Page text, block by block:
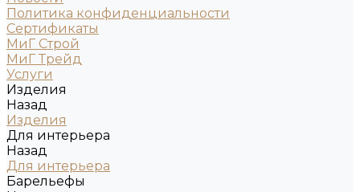
Политика конфиденциальности
Сертификаты
МиГ Строй
МиГ Трейд
Услуги
Изделия
Назад
Изделия
Для интерьера
Назад
Для интерьера
Барельефы